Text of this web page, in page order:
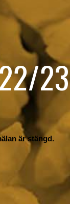
23
är stängd.